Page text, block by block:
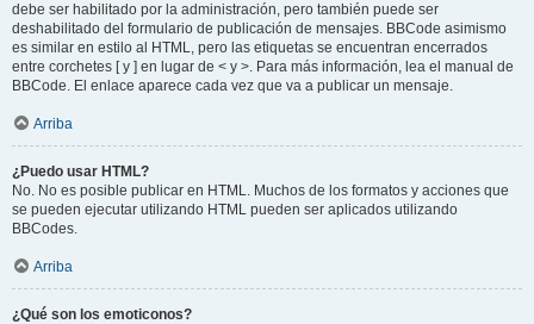
debe ser habilitado por la administración, pero también puede ser
deshabilitado del formulario de publicación de mensajes. BBCode asimismo
es similar en estilo al HTML, pero las etiquetas se encuentran encerrados
entre corchetes [ y ] en lugar de < y >. Para más información, lea el manual de
BBCode. El enlace aparece cada vez que va a publicar un mensaje.
Arriba
¿Puedo usar HTML?
No. No es posible publicar en HTML. Muchos de los formatos y acciones que
se pueden ejecutar utilizando HTML pueden ser aplicados utilizando
BBCodes.
Arriba
¿Qué son los emoticonos?